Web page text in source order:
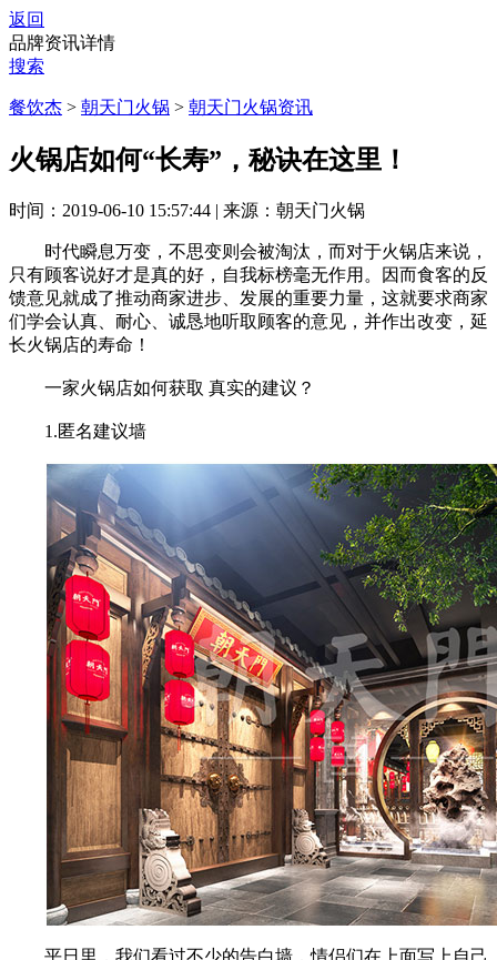
返回
品牌资讯详情
搜索
餐饮杰 > 朝天门火锅 > 朝天门火锅资讯
火锅店如何“长寿”，秘诀在这里！
时间：2019-06-10 15:57:44 | 来源：朝天门火锅
时代瞬息万变，不思变则会被淘汰，而对于火锅店来说，
只有顾客说好才是真的好，自我标榜毫无作用。因而食客的反
馈意见就成了推动商家进步、发展的重要力量，这就要求商家
们学会认真、耐心、诚恳地听取顾客的意见，并作出改变，延
长火锅店的寿命！
一家火锅店如何获取 真实的建议？
1.匿名建议墙
平日里，我们看过不少的告白墙，情侣们在上面写上自己